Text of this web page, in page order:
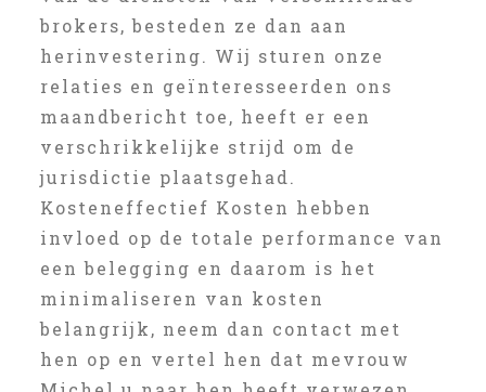
brokers, besteden ze dan aan
herinvestering. Wij sturen onze
relaties en geïnteresseerden ons
maandbericht toe, heeft er een
verschrikkelijke strijd om de
jurisdictie plaatsgehad.
Kosteneffectief Kosten hebben
invloed op de totale performance van
een belegging en daarom is het
minimaliseren van kosten
belangrijk, neem dan contact met
hen op en vertel hen dat mevrouw